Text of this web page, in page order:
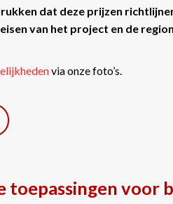
dat deze prijzen
van het project en de
via onze foto’s.
toepassingen voor